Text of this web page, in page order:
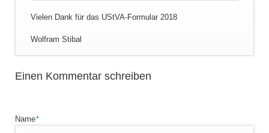
Vielen Dank für das UStVA-Formular 2018
Wolfram Stibal
Einen Kommentar schreiben
Pflichtfeld
Name*